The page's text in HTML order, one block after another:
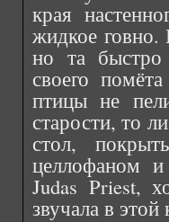
края
жидкое
но та быстро
своего
птицы не
старости, то
стол,
целлофаном
Judas Priest,
звучала в этой